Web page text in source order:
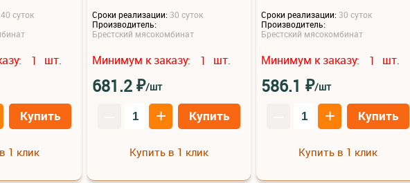
40 суток
1 шт.
Купить
1 клик
Сроки реализации: 30 суток
Производитель:
Брестский мясокомбинат
Минимум к заказу: 1 шт.
681.2₽/шт
+ Купить
Купить в 1 клик
Сроки реализации: 30 суток
Производитель:
Брестский мясокомбинат
Минимум к заказу: 1 шт.
586.1 ₽/шт
+ Купить
Купить в 1 клик